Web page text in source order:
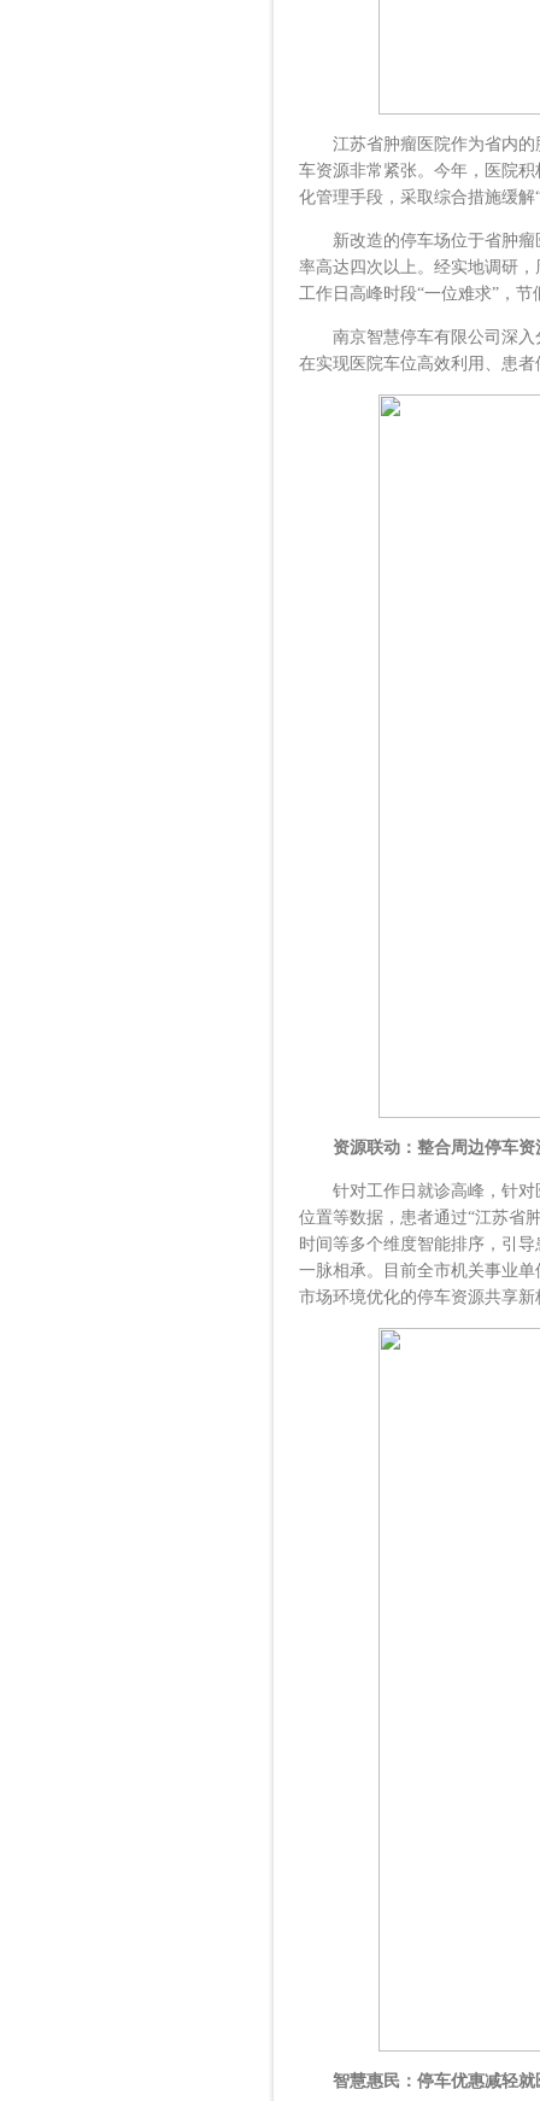
江苏省肿瘤医院作为省内的
车资源非常紧张。今年，医院
化管理手段，采取综合措施缓解
新改造的停车场位于省肿瘤
率高达四次以上。经实地调研，
工作日高峰时段“一位难求”，
南京智慧停车有限公司深入
在实现医院车位高效利用、患
资源联动：整合周边停车资
针对工作日就诊高峰，针对
位置等数据，患者通过“江苏省
时间等多个维度智能排序，引
一脉相承。目前全市机关事业
市场环境优化的停车资源共享新
智慧惠民：停车优惠减轻就